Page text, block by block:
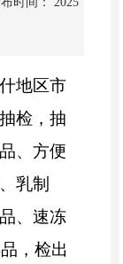
地区市
检，抽
、方便
乳制
、速冻
，检出